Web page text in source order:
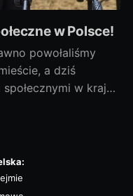
w Polsce!
powołaliśmy
a dziś
w kraju!
a efekty
a to wszystko dla